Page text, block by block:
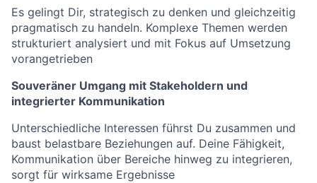
Es gelingt Dir, strategisch zu denken und gleichzeitig
pragmatisch zu handeln. Komplexe Themen werden
strukturiert analysiert und mit Fokus auf Umsetzung
vorangetrieben
Souveräner Umgang mit Stakeholdern und
integrierter Kommunikation
Unterschiedliche Interessen führst Du zusammen und
baust belastbare Beziehungen auf. Deine Fähigkeit,
Kommunikation über Bereiche hinweg zu integrieren,
sorgt für wirksame Ergebnisse